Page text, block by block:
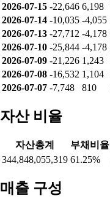
2026-07-15 -22,646 6,198
2026-07-14 -10,035 -4,055
2026-07-13 -27,712 -4,178
2026-07-10 -25,844 -4,178
2026-07-09 -21,226 1,243
2026-07-08 -16,532 1,104
2026-07-07 -7,748 810
자산 비율
자산총계 부채비율
344,848,055,319 61.25%
매출 구성